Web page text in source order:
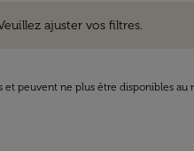
ajuster vos filtres.
peuvent ne plus être disponibles